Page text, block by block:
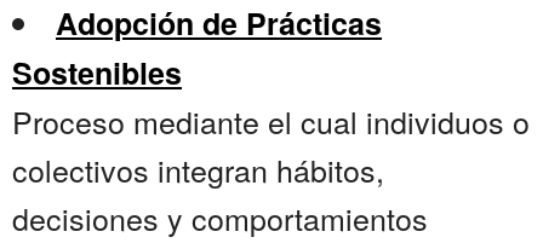
Adopción de Prácticas
Sostenibles
Proceso mediante el cual individuos o
colectivos integran hábitos,
decisiones y comportamientos